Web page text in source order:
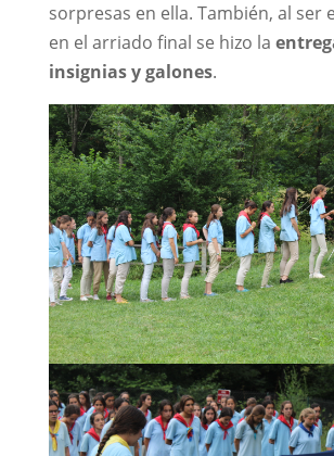
sorpresas en ella. También, al ser
en el arriado final se hizo la
insignias y galones.